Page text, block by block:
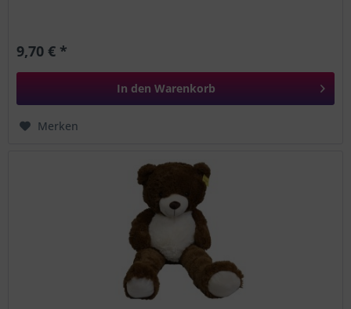
9,70 € *
In den Warenkorb
Merken